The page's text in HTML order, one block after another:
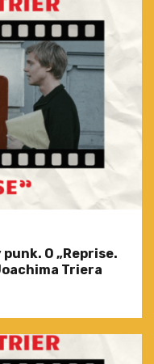
O „Reprise.
Triera